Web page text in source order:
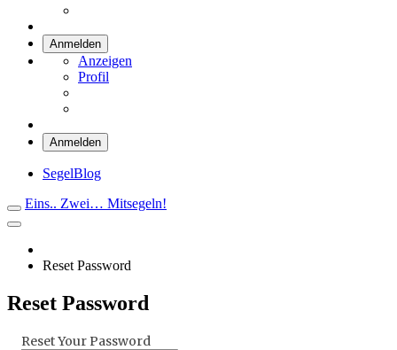
Anmelden
Anzeigen
Profil
Anmelden
SegelBlog
Eins.. Zwei… Mitsegeln!
Reset Password
Reset Password
Reset Your Password